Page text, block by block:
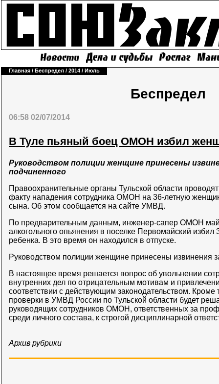
Главная / Беспредел / 2014 / Июль
Беспредел
06:58 02/07/2014
В Туле пьяный боец ОМОН избил
Руководством полиции женщине принесены
подчиненного
Правоохранительные органы Тульской области
факту нападения сотрудника ОМОН на 36-летную
сына. Об этом сообщается на сайте УМВД.
По предварительным данным, инженер-сапер ОМОН
алкогольного опьянения в поселке Первомайский
ребенка. В это время он находился в отпуске.
Руководством полиции женщине принесены извинения
В настоящее время решается вопрос об увольнении
внутренних дел по отрицательным мотивам и
соответствии с действующим законодательством. Кроме
проверки в УМВД России по Тульской области будет
руководящих сотрудников ОМОН, ответственных за
среди личного состава, к строгой дисциплинарной
Архив рубрики